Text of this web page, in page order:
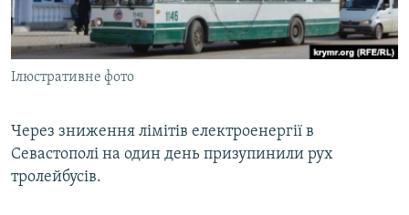
ВІДЕОУРОКИ «ELIFBE»
СВІДЧЕННЯ ОКУПАЦІЇ
УКРАЇНСЬКА ПРОБЛЕМА КРИМУ
Русский
Qırımtatar
Ілюстративне фото
Через зниження лімітів електроенергії в
Севастополі на один день призупинили рух
тролейбусів.